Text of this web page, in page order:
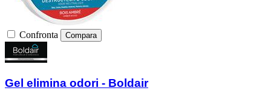
Confronta Compara
Gel elimina odori - Boldair